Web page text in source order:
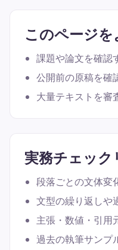
このページ
課題や論文を確認
公開前の原稿を確
大量テキストを審
実務チェック
段落ごとの文体変
文型の繰り返しや
主張・数値・引用
過去の執筆サンプ